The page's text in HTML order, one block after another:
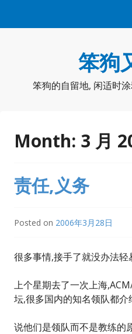
笨狗
笨狗的自留地, 闲适时
Month: 3 月
责任,义务
Posted on 2006年3月28日
很多事情,接手了就没办法轻
上个星期去了一次上海
坛,很多国内的知名领队都介
说他们是领队而不是教练的